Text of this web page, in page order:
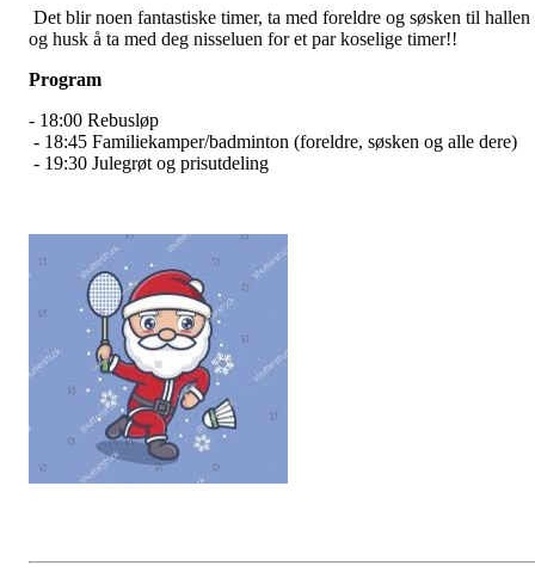
Det blir noen fantastiske timer, ta med foreldre og søsken til hallen
og husk å ta med deg nisseluen for et par koselige timer!!
Program
- 18:00 Rebusløp
- 18:45 Familiekamper/badminton (foreldre, søsken og alle dere)
- 19:30 Julegrøt og prisutdeling